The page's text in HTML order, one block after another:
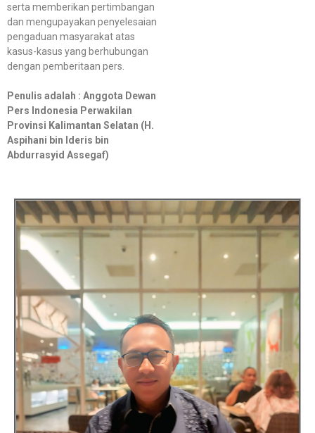
serta memberikan pertimbangan
dan mengupayakan penyelesaian
pengaduan masyarakat atas
kasus-kasus yang berhubungan
dengan pemberitaan pers.
Penulis adalah : Anggota Dewan
Pers Indonesia Perwakilan
Provinsi Kalimantan Selatan (H.
Aspihani bin Ideris bin
Abdurrasyid Assegaf)